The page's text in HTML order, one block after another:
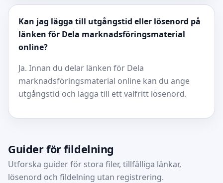
Kan jag lägga till utgångstid eller lösenord på
länken för Dela marknadsföringsmaterial
online?
Ja. Innan du delar länken för Dela
marknadsföringsmaterial online kan du ange
utgångstid och lägga till ett valfritt lösenord.
Guider för fildelning
Utforska guider för stora filer, tillfälliga länkar,
lösenord och fildelning utan registrering.